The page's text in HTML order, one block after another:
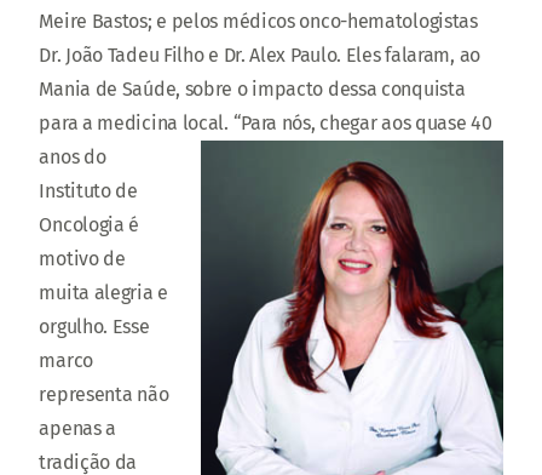
Meire Bastos; e pelos médicos onco-hematologistas
Dr. João Tadeu Filho e Dr. Alex Paulo. Eles falaram, ao
Mania de Saúde, sobre o impacto dessa conquista
para a medicina local. “Para nós, chegar aos quase 40
anos do
Instituto de
Oncologia é
motivo de
muita alegria e
orgulho. Esse
marco
representa não
apenas a
tradição da